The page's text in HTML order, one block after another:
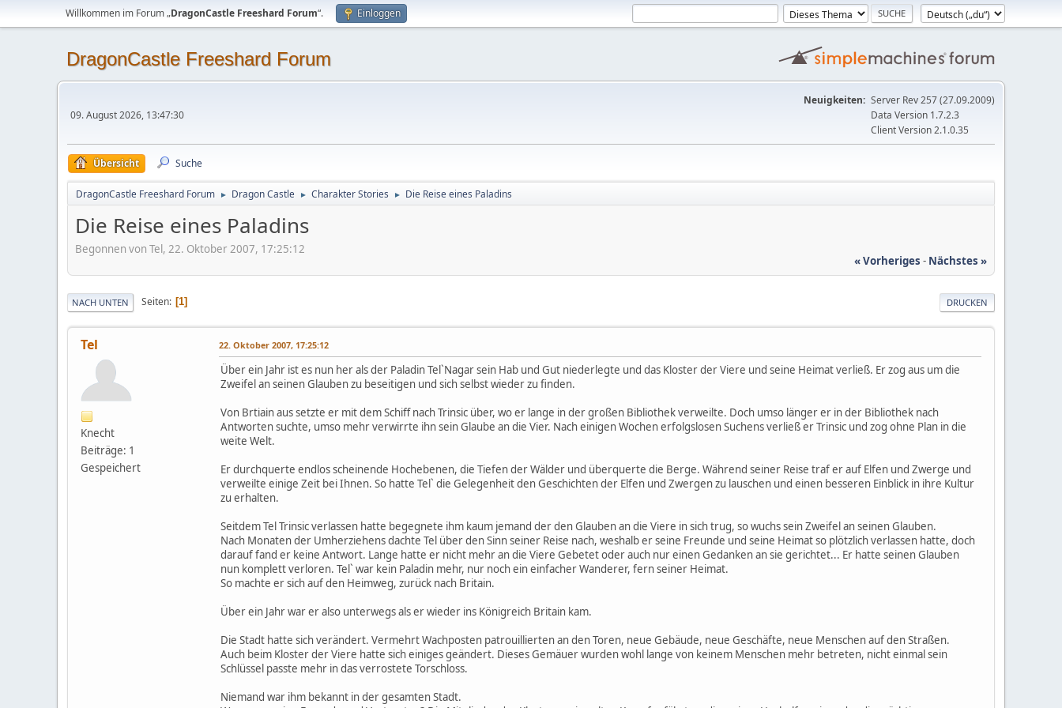
Willkommen im Forum „DragonCastle Freeshard Forum“. Einloggen
DragonCastle Freeshard Forum
09. August 2026, 13:47:30
Neuigkeiten: Server Rev 257 (27.09.2009)
Data Version 1.7.2.3
Client Version 2.1.0.35
Übersicht Suche
DragonCastle Freeshard Forum ► Dragon Castle ► Charakter Stories ► Die Reise eines Paladins
Die Reise eines Paladins
Begonnen von Tel, 22. Oktober 2007, 17:25:12
« Vorheriges - Nächstes »
DRUCKEN
NACH UNTEN Seiten 1
Tel
Knecht
Beiträge: 1
Gespeichert
22. Oktober 2007, 17:25:12
Über ein Jahr ist es nun her als der Paladin Tel`Nagar sein Hab und Gut niederlegte und das Kloster der Viere und seine Heimat verließ. Er zog aus um die
Zweifel an seinen Glauben zu beseitigen und sich selbst wieder zu finden.
Von Brtiain aus setzte er mit dem Schiff nach Trinsic über, wo er lange in der großen Bibliothek verweilte. Doch umso länger er in der Bibliothek nach
Antworten suchte, umso mehr verwirrte ihn sein Glaube an die Vier. Nach einigen Wochen erfolgslosen Suchens verließ er Trinsic und zog ohne Plan in die
weite Welt.
Er durchquerte endlos scheinende Hochebenen, die Tiefen der Wälder und überquerte die Berge. Während seiner Reise traf er auf Elfen und Zwerge und
verweilte einige Zeit bei Ihnen. So hatte Tel` die Gelegenheit den Geschichten der Elfen und Zwergen zu lauschen und einen besseren Einblick in ihre Kultur
zu erhalten.
Seitdem Tel Trinsic verlassen hatte begegnete ihm kaum jemand der den Glauben an die Viere in sich trug, so wuchs sein Zweifel an seinen Glauben.
Nach Monaten der Umherziehens dachte Tel über den Sinn seiner Reise nach, weshalb er seine Freunde und seine Heimat so plötzlich verlassen hatte, doch
darauf fand er keine Antwort. Lange hatte er nicht mehr an die Viere Gebetet oder auch nur einen Gedanken an sie gerichtet... Er hatte seinen Glauben
nun komplett verloren. Tel` war kein Paladin mehr, nur noch ein einfacher Wanderer, fern seiner Heimat.
So machte er sich auf den Heimweg, zurück nach Britain.
Über ein Jahr war er also unterwegs als er wieder ins Königreich Britain kam.
Die Stadt hatte sich verändert. Vermehrt Wachposten patrouillierten an den Toren, neue Gebäude, neue Geschäfte, neue Menschen auf den Straßen.
Auch beim Kloster der Viere hatte sich einiges geändert. Dieses Gemäuer wurden wohl lange von keinem Menschen mehr betreten, nicht einmal sein
Schlüssel passte mehr in das verrostete Torschloss.
Niemand war ihm bekannt in der gesamten Stadt.